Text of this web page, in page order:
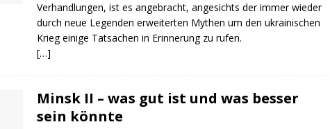
Verhandlungen, ist es angebracht, angesichts der immer wieder
durch neue Legenden erweiterten Mythen um den ukrainischen
Krieg einige Tatsachen in Erinnerung zu rufen.
[…]
Minsk II – was gut ist und was besser
sein könnte